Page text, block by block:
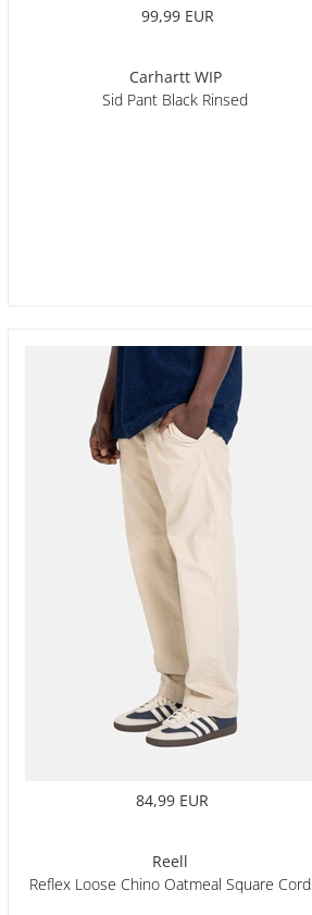
99,99 EUR
Carhartt WIP
Sid Pant Black Rinsed
84,99 EUR
Reell
Reflex Loose Chino Oatmeal Square Cord